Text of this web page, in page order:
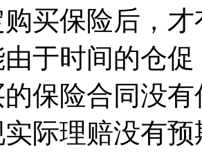
买保险后，
于时间的仓
保险合同没
实际理赔没有